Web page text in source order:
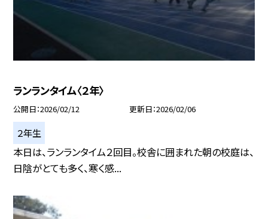
ランランタイム〈２年〉
公開日 2026/02/12 更新日 2026/02/06
２年生
本日は、ランランタイム２回目。校舎に囲まれた朝の校庭は、
日陰がとても多く、寒く感...